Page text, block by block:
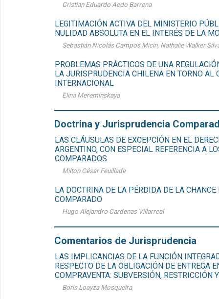
Cristian Eduardo Aedo Barrena
LEGITIMACIÓN ACTIVA DEL MINISTERIO
NULIDAD ABSOLUTA EN EL INTERÉS DE LA
Sebastián Nicolás Campos Micin, Nathalie Walker
PROBLEMAS PRÁCTICOS DE UNA
LA JURISPRUDENCIA CHILENA EN TORNO AL
INTERNACIONAL
Elina Mereminskaya
Doctrina y Jurisprudencia
LAS CLÁUSULAS DE EXCEPCIÓN EN EL
ARGENTINO, CON ESPECIAL REFERENCIA A
COMPARADOS
Milton César Feuillade
LA DOCTRINA DE LA PÉRDIDA DE LA
COMPARADO
Hugo Alejandro Cardenas Villarreal
Comentarios de Jurisprudencia
LAS IMPLICANCIAS DE LA FUNCIÓN
RESPECTO DE LA OBLIGACIÓN DE ENTREGA
COMPRAVENTA: SUBVERSIÓN, RESTRICCIÓN
Boris Loayza Mosqueira